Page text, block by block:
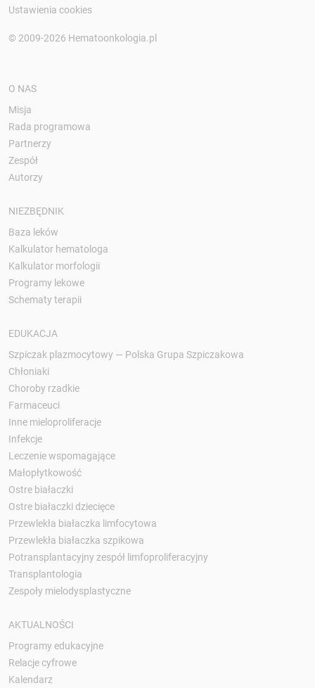
Ustawienia cookies
© 2009-2026 Hematoonkologia.pl
O NAS
Misja
Rada programowa
Partnerzy
Zespół
Autorzy
NIEZBĘDNIK
Baza leków
Kalkulator hematologa
Kalkulator morfologii
Programy lekowe
Schematy terapii
EDUKACJA
Szpiczak plazmocytowy — Polska Grupa Szpiczakowa
Chłoniaki
Choroby rzadkie
Farmaceuci
Inne mieloproliferacje
Infekcje
Leczenie wspomagające
Małopłytkowość
Ostre białaczki
Ostre białaczki dziecięce
Przewlekła białaczka limfocytowa
Przewlekła białaczka szpikowa
Potransplantacyjny zespół limfoproliferacyjny
Transplantologia
Zespoły mielodysplastyczne
AKTUALNOŚCI
Programy edukacyjne
Relacje cyfrowe
Kalendarz